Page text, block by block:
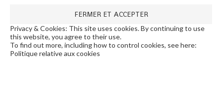
Privacy & Cookies: This site uses cookies. By continuing to use
this website, you agree to their use.
To find out more, including how to control cookies, see here:
Politique relative aux cookies